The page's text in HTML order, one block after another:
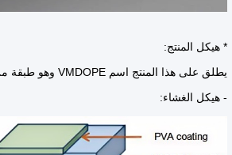
* هيكل المنتج:
يطلق على هذا المنتج اسم VMDOPE وهو طبقة من طلاء الكحول البوليفينيل الشفاف (PVA) المطبق على مختلف سمك رصيف فيلم MDOPE.
- هيكل الغشاء: